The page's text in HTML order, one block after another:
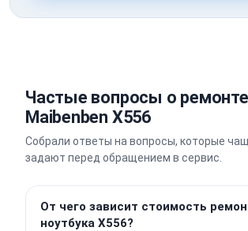
Частые вопросы о
Maibenben X556
Собрали ответы на вопросы, которые
задают перед обращением в сервис.
От чего зависит стоимость
ноутбука X556?